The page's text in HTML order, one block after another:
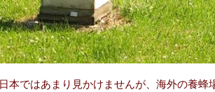
日本ではあまり見かけませんが、海外の養蜂